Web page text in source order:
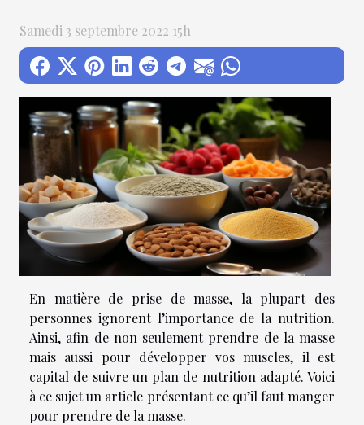
Samedi 3 septembre 2022 15h
En matière de prise de masse, la plupart des
personnes ignorent l’importance de la nutrition.
Ainsi, afin de non seulement prendre de la masse
mais aussi pour développer vos muscles, il est
capital de suivre un plan de nutrition adapté. Voici
à ce sujet un article présentant ce qu’il faut manger
pour prendre de la masse.